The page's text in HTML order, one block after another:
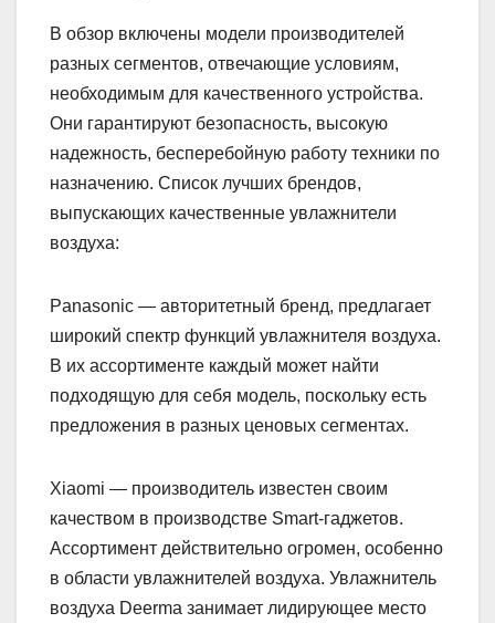
В обзор включены модели производителей
разных сегментов, отвечающие условиям,
необходимым для качественного устройства.
Они гарантируют безопасность, высокую
надежность, бесперебойную работу техники по
назначению. Список лучших брендов,
выпускающих качественные увлажнители
воздуха:
Panasonic — авторитетный бренд, предлагает
широкий спектр функций увлажнителя воздуха.
В их ассортименте каждый может найти
подходящую для себя модель, поскольку есть
предложения в разных ценовых сегментах.
Xiaomi — производитель известен своим
качеством в производстве Smart-гаджетов.
Ассортимент действительно огромен, особенно
в области увлажнителей воздуха. Увлажнитель
воздуха Deerma занимает лидирующее место